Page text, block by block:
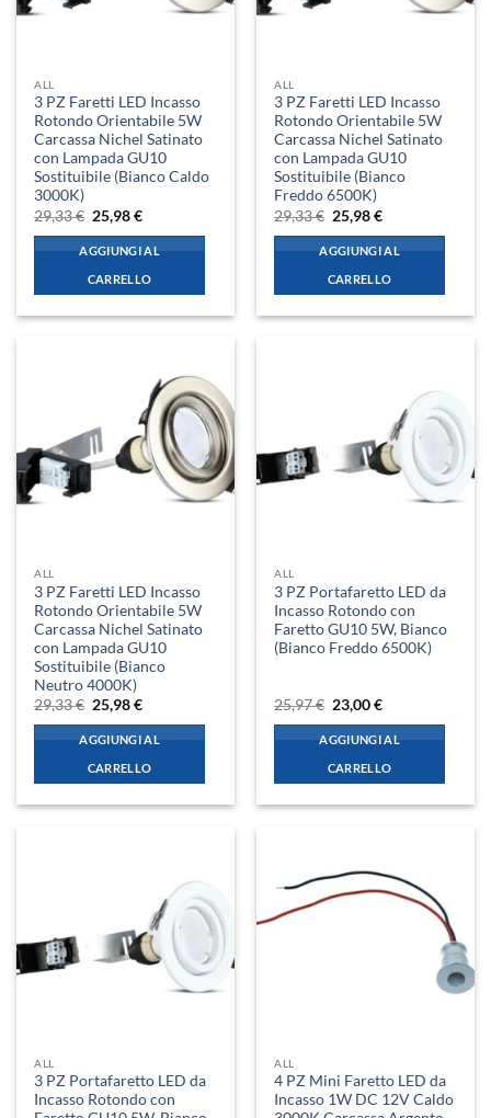
ALL
3 PZ Faretti LED Incasso
Rotondo Orientabile 5W
Carcassa Nichel Satinato
con Lampada GU10
Sostituibile (Bianco Caldo
3000K)
29,33€ Il
prezzo
originale
era:
29,33 €.
25,98€Il
attuale
è:
25,98 €.
AGGIUNGI AL
CARRELLO
ALL
3 PZ Faretti LED Incasso
Rotondo Orientabile 5W
Carcassa Nichel Satinato
con Lampada GU10
Sostituibile (Bianco
Freddo 6500K)
29,33€ Il
prezzo
originale
era:
29,33 €.
25,98€Il
attuale
è:
25,98 €.
AGGIUNGI AL
CARRELLO
ALL
3 PZ Faretti LED Incasso
Rotondo Orientabile 5W
Carcassa Nichel Satinato
con Lampada GU10
Sostituibile (Bianco
Neutro 4000K)
29,33€ Il
prezzo
originale
era:
29,33 €.
25,98€Il
attuale
è:
25,98 €.
AGGIUNGI AL
CARRELLO
ALL
3 PZ Portafaretto LED da
Incasso Rotondo con
Faretto GU10 5W, Bianco
(Bianco Freddo 6500K)
25,97€ Il
prezzo
originale
era:
25,97 €.
23,00€Il
attuale
è:
23,00 €.
AGGIUNGI AL
CARRELLO
ALL
3 PZ Portafaretto LED da
Incasso Rotondo con
ALL
4 PZ Mini Faretto LED da
Incasso 1W DC 12V Caldo